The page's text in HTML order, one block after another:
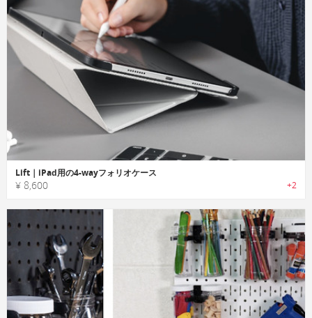
Lift｜iPad用の4-wayフォリオケース
¥ 8,600 +2